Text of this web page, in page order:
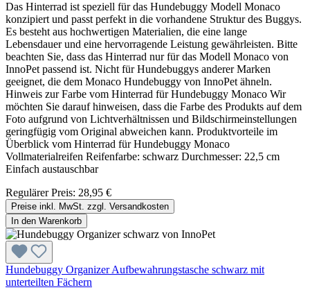
Das Hinterrad ist speziell für das Hundebuggy Modell Monaco
konzipiert und passt perfekt in die vorhandene Struktur des Buggys.
Es besteht aus hochwertigen Materialien, die eine lange
Lebensdauer und eine hervorragende Leistung gewährleisten. Bitte
beachten Sie, dass das Hinterrad nur für das Modell Monaco von
InnoPet passend ist. Nicht für Hundebuggys anderer Marken
geeignet, die dem Monaco Hundebuggy von InnoPet ähneln.
Hinweis zur Farbe vom Hinterrad für Hundebuggy Monaco Wir
möchten Sie darauf hinweisen, dass die Farbe des Produkts auf dem
Foto aufgrund von Lichtverhältnissen und Bildschirmeinstellungen
geringfügig vom Original abweichen kann. Produktvorteile im
Überblick vom Hinterrad für Hundebuggy Monaco
Vollmaterialreifen Reifenfarbe: schwarz Durchmesser: 22,5 cm
Einfach austauschbar
Regulärer Preis: 28,95 €
Preise inkl. MwSt. zzgl. Versandkosten
In den Warenkorb
Hundebuggy Organizer Aufbewahrungstasche schwarz mit
unterteilten Fächern